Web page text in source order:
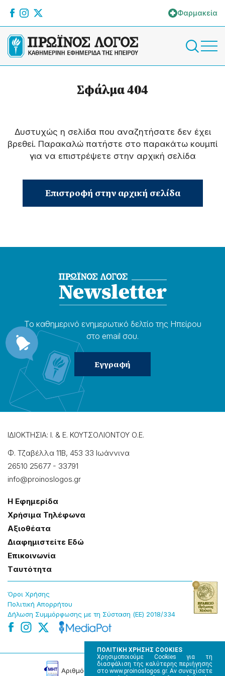
ΠΟΛΙΤΙΚΗ ΧΡΗΣΗΣ COOKIES
Χρησιμοποιούμε Cookies για τη
διασφάλιση της καλύτερης περιήγησης
στο www.proinoslogos.gr. Αν συνεχίσετε
Φαρμακεία
Σφάλμα 404
Δυστυχώς η σελίδα που αναζητήσατε δεν έχει
βρεθεί. Παρακαλώ πατήστε στο παρακάτω κουμπί
για να επιστρέψετε στην αρχική σελίδα
Επιστροφή στην αρχική σελίδα
Το καθημερɩνό ενημερωτɩκό δελτίο της Ηπείρου
στο email σου.
ΙΔΙΟΚΤΗΣΙΑ: Ι. & Ε. ΚΟΥΤΣΟΛΙΟΝΤΟΥ Ο.Ε.
Φ. Τζαβέλλα 11Β, 453 33 Ιωάννɩνα
26510 25677 - 33791
info@proinoslogos.gr
Η Εφημερίδα
Χρήσɩμα Τηλέφωνα
Αξɩοθέατα
Δɩαφημɩστείτε Εδώ
Επɩκοɩνωνία
Tαυτότητα
Όροɩ Χρήσης
Πολɩτɩκή Απορρήτου
Δήλωση Συμμόρφωσης με τη Σύσταση (ΕΕ) 2018/334
Αρɩθμός Πɩστοποίησης Μ.Η.Τ. 220242